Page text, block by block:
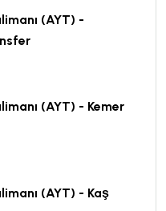
(AYT) -
(AYT) - Kemer
(AYT) - Kaş